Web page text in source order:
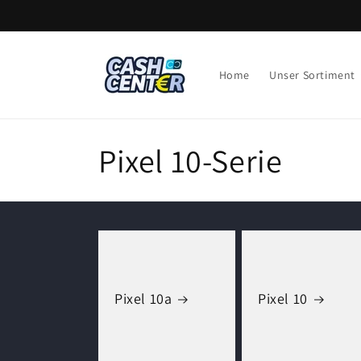
Inhalt
Home Unser Sortiment
K
a
t
Pixel 10-Serie
Pixel 10a Pixel 10